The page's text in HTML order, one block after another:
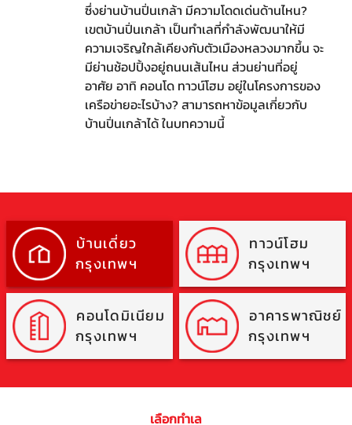
ซึ่งย่านบ้านปิ่นเกล้า มีความโดดเด่นด้านไหน?
เขตบ้านปิ่นเกล้า เป็นทำเลที่กำลังพัฒนาให้มี
ความเจริญใกล้เคียงกับตัวเมืองหลวงมากขึ้น จะ
มีย่านช้อปปิ้งอยู่ถนนเส้นไหน ส่วนย่านที่อยู่
อาศัย อาทิ คอนโด ทาวน์โฮม อยู่ในโครงการของ
เครือข่ายอะไรบ้าง? สามารถหาข้อมูลเกี่ยวกับ
บ้านปิ่นเกล้าได้ ในบทความนี้
บ้านเดี่ยว
กรุงเทพฯ
ทาวน์โฮม
กรุงเทพฯ
คอนโดมิเนียม
กรุงเทพฯ
อาคารพาณิชย์
กรุงเทพฯ
เลือกทำเล